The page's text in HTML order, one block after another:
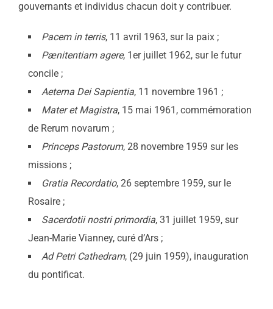
gouvernants et individus chacun doit y contribuer.
Pacem in terris, 11 avril 1963, sur la paix ;
Pænitentiam agere, 1er juillet 1962, sur le futur
concile ;
Aeterna Dei Sapientia, 11 novembre 1961 ;
Mater et Magistra, 15 mai 1961, commémoration
de Rerum novarum ;
Princeps Pastorum, 28 novembre 1959 sur les
missions ;
Gratia Recordatio, 26 septembre 1959, sur le
Rosaire ;
Sacerdotii nostri primordia, 31 juillet 1959, sur
Jean-Marie Vianney, curé d’Ars ;
Ad Petri Cathedram, (29 juin 1959), inauguration
du pontificat.